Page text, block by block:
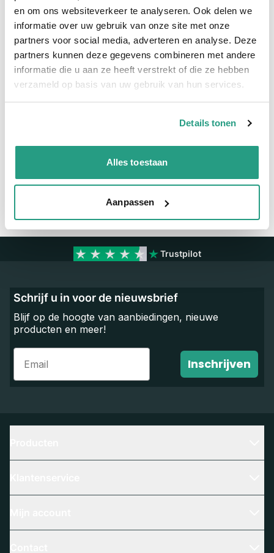
en om ons websiteverkeer te analyseren. Ook delen we
informatie over uw gebruik van onze site met onze
partners voor social media, adverteren en analyse. Deze
partners kunnen deze gegevens combineren met andere
informatie die u aan ze heeft verstrekt of die ze hebben
verzameld op basis van uw gebruik van hun services.
Details tonen
Alles toestaan
Aanpassen
Snel naar
Meer informatie
Meer informatie
Maatvoering koppeling 1/2" x 6mm
We zijn beschikbaar van ma t/m vr van 08:00 tot 17:00 uur.
Trustpilot
Schrijf u in voor de nieuwsbrief
Blijf op de hoogte van aanbiedingen, nieuwe
producten en meer!
Email
Inschrijven